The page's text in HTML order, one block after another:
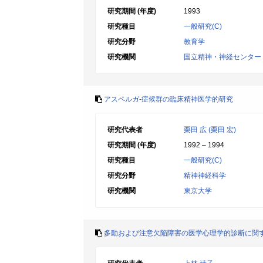
研究期間 (年度)
1993
研究種目
一般研究(C)
研究分野
教育学
研究機関
国立精神・神経センター
アスペルガ-症候群の臨床精神医学的研究
研究代表者
栗田 広 (栗田 宏)
研究期間 (年度)
1992 – 1994
研究種目
一般研究(C)
研究分野
精神神経科学
研究機関
東京大学
多動および注意欠陥障害の医学心理学的診断に関